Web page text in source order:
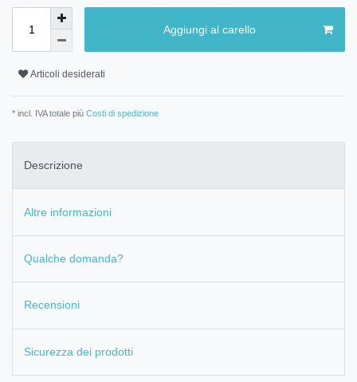
Aggiungi al carello
Articoli desiderati
* incl. IVA totale più Costi di spedizione
Descrizione
Altre informazioni
Qualche domanda?
Recensioni
Sicurezza dei prodotti